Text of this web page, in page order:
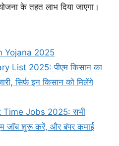
के तहत लाभ दिया जाएगा।
Yojana 2025
List 2025: पीएम किसान का
सिर्फ इन किसान को मिलेंगे
Jobs 2025: सभी
जॉब शुरू करें, और बंपर कमाई